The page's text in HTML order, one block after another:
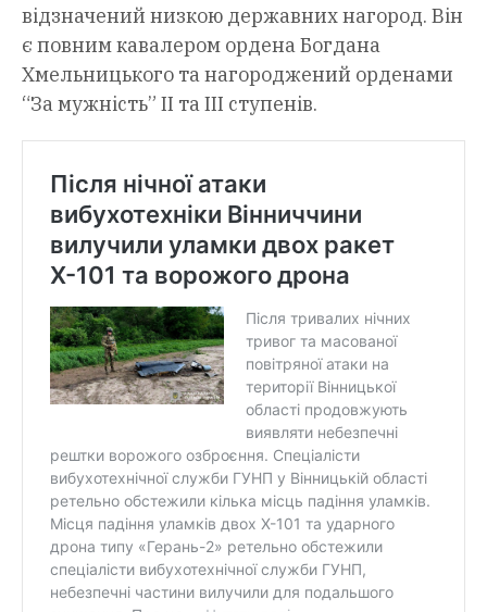
відзначений низкою державних нагород. Він
є повним кавалером ордена Богдана
Хмельницького та нагороджений орденами
“За мужність” II та III ступенів.